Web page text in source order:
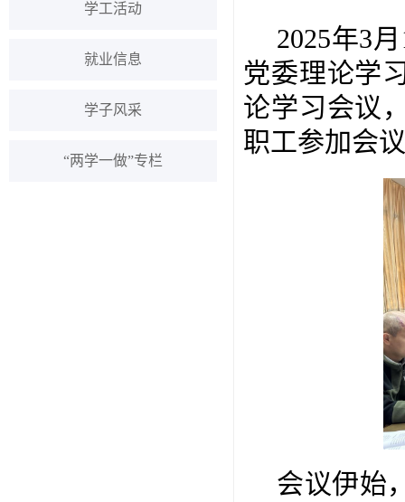
学工活动
就业信息
学子风采
“两学一做”专栏
2025年3
党委理论学
论学习会议
职工参加会
会议伊始